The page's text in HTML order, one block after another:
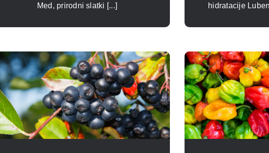
Med, prirodni slatki [...]
hidratacije